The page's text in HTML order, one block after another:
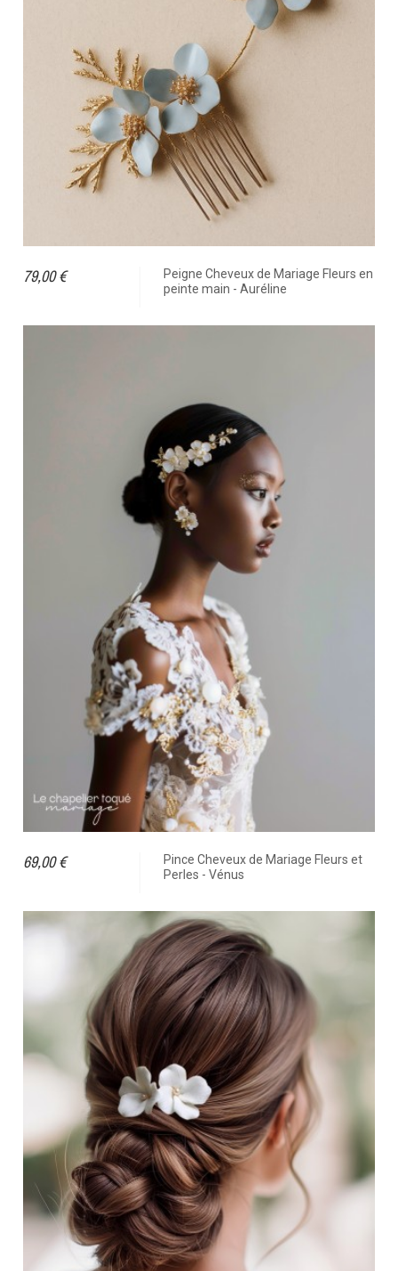
Peigne Cheveux de Mariage Fleurs en
peinte main - Auréline
79,00 €
Pince Cheveux de Mariage Fleurs et
Perles - Vénus
69,00 €